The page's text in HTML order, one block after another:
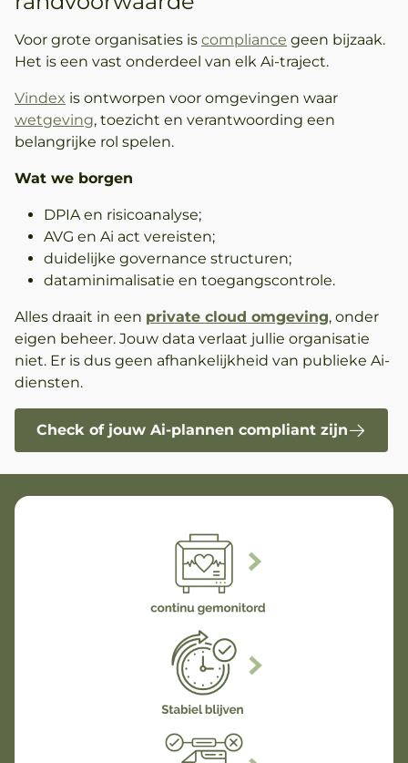
Voor grote organisaties is compliance geen bijzaak.
Het is een vast onderdeel van elk Ai-traject.
Vindex is ontworpen voor omgevingen waar
wetgeving, toezicht en verantwoording een
belangrijke rol spelen.
Wat we borgen
DPIA en risicoanalyse;
AVG en Ai act vereisten;
duidelijke governance structuren;
dataminimalisatie en toegangscontrole.
Alles draait in een private cloud omgeving, onder
eigen beheer. Jouw data verlaat jullie organisatie
niet. Er is dus geen afhankelijkheid van publieke Ai-
diensten.
Check of jouw Ai-plannen compliant zijn